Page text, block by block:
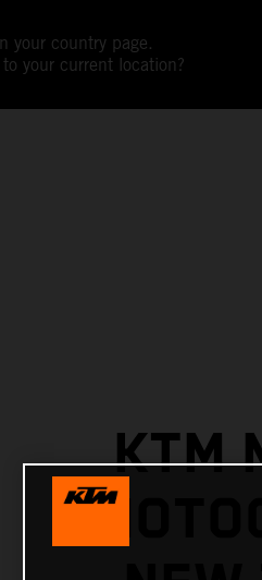
your country page.
your current location?
KTM